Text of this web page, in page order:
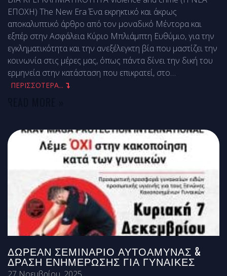
ΕΠΟΧΗ) The New Era Ένα εκρηκτικό και άκρως
αποκαλυπτικό άρθρο από τον μοναδικό Μέντορα και
εξπέρ στην Ασφάλεια Κύριο Μπλιάμπτη Ευθύμιο, για την
εγκληματικότητα και την ανεξέλεγκτη βία που μαστίζει την
κοινωνία στις μέρες μας, όπως πάντα δίνει την δική του
ερμηνεία στην κατάσταση που επικρατεί, στο…
ΠΕΡΙΣΣΟΤΕΡΑ...
ΔΩΡΕΆΝ ΣΕΜΙΝΆΡΙΟ ΑΥΤΟΆΜΥΝΑΣ &
ΔΡΆΣΗ ΕΝΗΜΈΡΩΣΗΣ ΓΙΑ ΓΥΝΑΊΚΕΣ